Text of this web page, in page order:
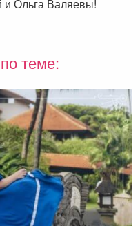
Ольга Валяевы!
теме: